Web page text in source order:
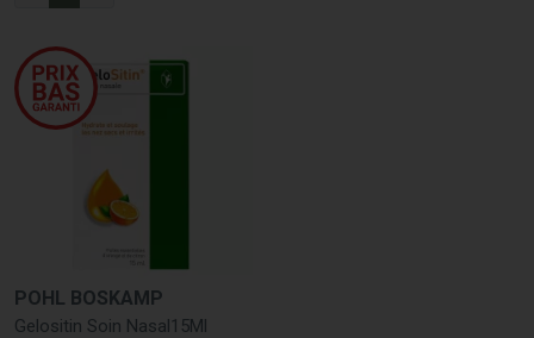
POHL BOSKAMP
Gelositin Soin Nasal15Ml